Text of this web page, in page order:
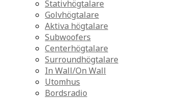
Stativhögtalare
Golvhögtalare
Aktiva högtalare
Subwoofers
Centerhögtalare
Surroundhögtalare
In Wall/On Wall
Utomhus
Bordsradio